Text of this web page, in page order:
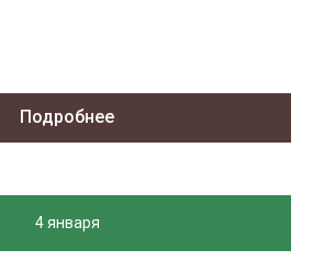
Подробнее
4 января